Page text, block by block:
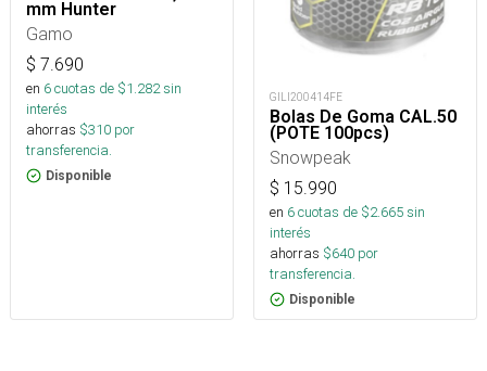
mm Hunter
Gamo
$ 7.690
en 6cuotas de $1.282sin
interés
ahorras $310 por
transferencia.
Disponible
GILI200414FE
Bolas De Goma CAL.50
(POTE 100pcs)
Snowpeak
$ 15.990
en 6cuotas de $2.665sin
interés
ahorras $640 por
transferencia.
Disponible